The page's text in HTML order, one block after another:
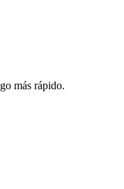
más rápido.